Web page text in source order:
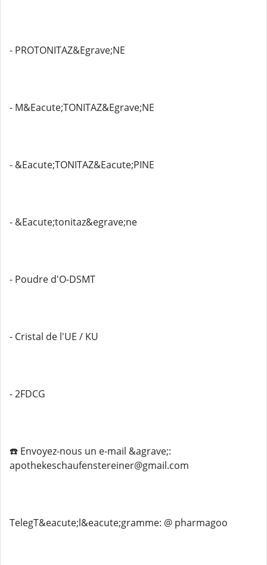
- PROTONITAZ&Egrave;NE
- M&Eacute;TONITAZ&Egrave;NE
- &Eacute;TONITAZ&Eacute;PINE
- &Eacute;tonitaz&egrave;ne
- Poudre d'O-DSMT
- Cristal de l'UE / KU
- 2FDCG
☎️ Envoyez-nous un e-mail &agrave;:
apothekeschaufenstereiner@gmail.com
Teleg️T&eacute;l&eacute;gramme: @ pharmagoo